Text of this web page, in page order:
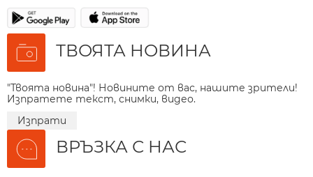
ТВОЯТА НОВИНА
"Твоята новина"! Новините от вас, нашите зрители!
Изпратете текст, снимки, видео.
Изпрати
ВРЪЗКА С НАС